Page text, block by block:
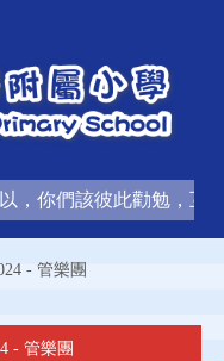
，你們該彼此勸勉，互
- 管樂團
- 管樂團